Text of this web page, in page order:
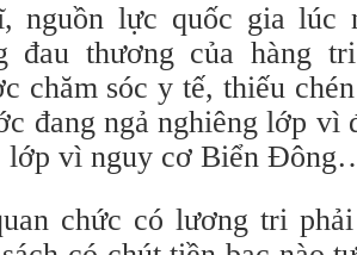
nguồn lực quốc gia lúc
đau thương của hàng
chăm sóc y tế, thiếu
đang ngả nghiêng lớp
lớp vì nguy cơ Biển
chức có lương tri